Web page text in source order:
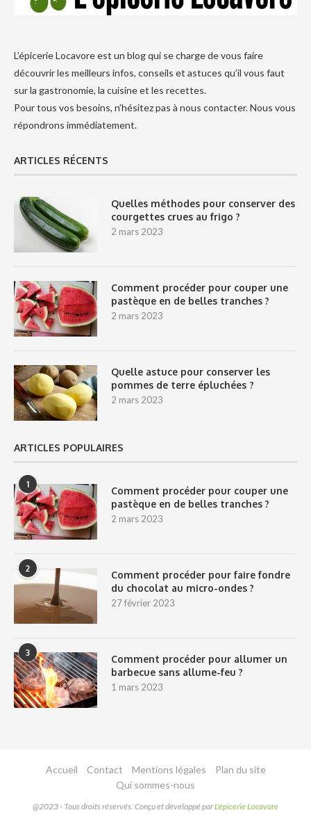
L’épicerie Locavore est un blog qui se charge de vous faire
découvrir les meilleurs infos, conseils et astuces qu’il vous faut
sur la gastronomie, la cuisine et les recettes.
Pour tous vos besoins, n’hésitez pas à nous contacter. Nous vous
répondrons immédiatement.
ARTICLES RÉCENTS
Quelles méthodes pour conserver des
courgettes crues au frigo ?
2 mars 2023
Comment procéder pour couper une
pastèque en de belles tranches ?
2 mars 2023
Quelle astuce pour conserver les
pommes de terre épluchées ?
2 mars 2023
ARTICLES POPULAIRES
1
Comment procéder pour couper une
pastèque en de belles tranches ?
2 mars 2023
2
Comment procéder pour faire fondre
du chocolat au micro-ondes ?
27 février 2023
3
Comment procéder pour allumer un
barbecue sans allume-feu ?
1 mars 2023
Accueil Contact Mentions légales
Plan du site
Qui sommes-nous
@2023 - Tous droits réservés. Conçu et développé parL'épicerie Locavore